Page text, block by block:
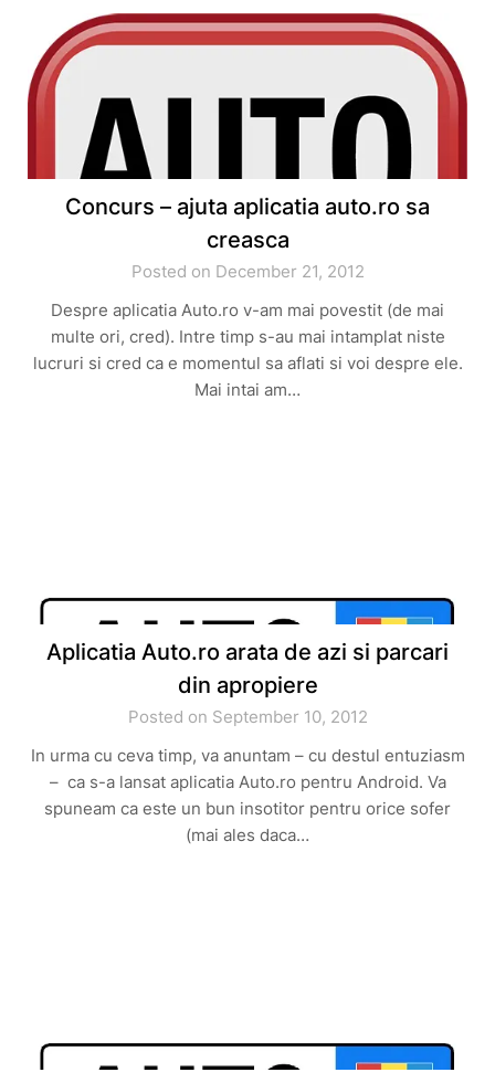
Concurs – ajuta aplicatia auto.ro sa
creasca
Posted on December 21, 2012
Despre aplicatia Auto.ro v-am mai povestit (de mai
multe ori, cred). Intre timp s-au mai intamplat niste
lucruri si cred ca e momentul sa aflati si voi despre ele.
Mai intai am…
Aplicatia Auto.ro arata de azi si parcari
din apropiere
Posted on September 10, 2012
In urma cu ceva timp, va anuntam – cu destul entuziasm
– ca s-a lansat aplicatia Auto.ro pentru Android. Va
spuneam ca este un bun insotitor pentru orice sofer
(mai ales daca…